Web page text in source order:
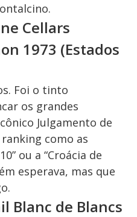
Cellars
1973 (Estados
Foi o tinto
os grandes
Julgamento de
como as
ou a “Croácia de
esperava, mas que
Blanc de Blancs